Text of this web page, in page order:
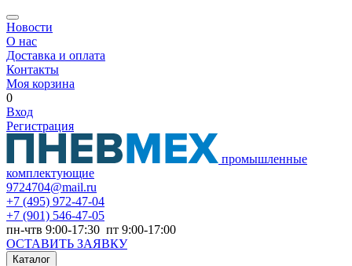
Новости
О нас
Доставка и оплата
Контакты
Моя корзина
0
Вход
Регистрация
промышленные
комплектующие
9724704@mail.ru
+7 (495) 972-47-04
+7 (901) 546-47-05
пн-чтв 9:00-17:30 пт 9:00-17:00
ОСТАВИТЬ ЗАЯВКУ
Каталог